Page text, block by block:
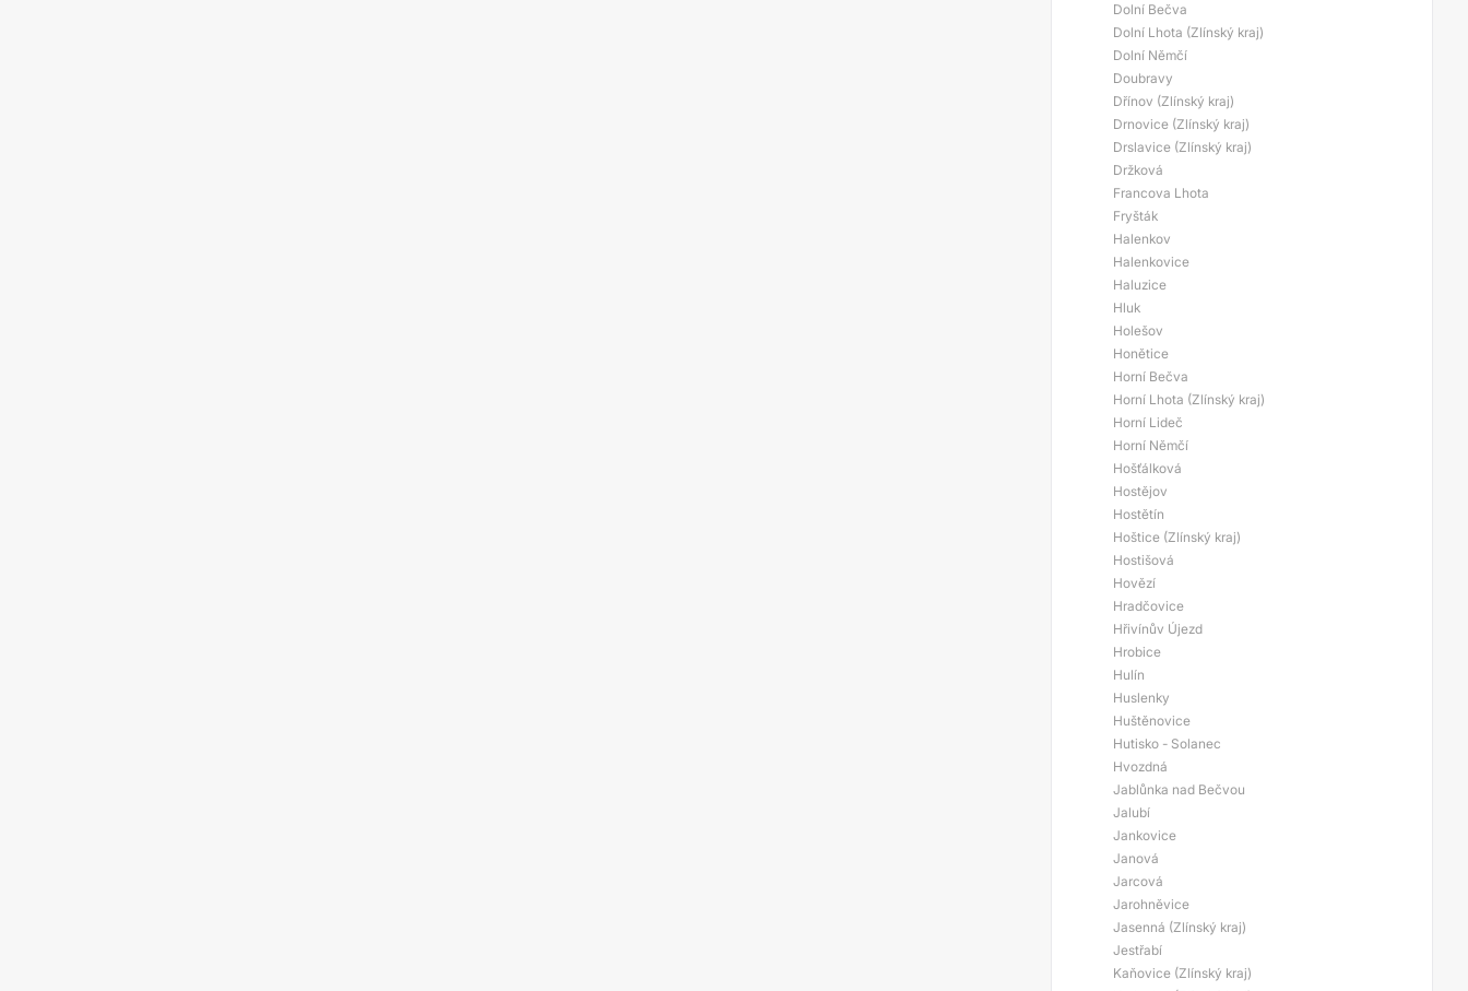
Dolní Bečva
Dolní Lhota (Zlínský kraj)
Dolní Němčí
Doubravy
Dřínov (Zlínský kraj)
Drnovice (Zlínský kraj)
Drslavice (Zlínský kraj)
Držková
Francova Lhota
Fryšták
Halenkov
Halenkovice
Haluzice
Hluk
Holešov
Honětice
Horní Bečva
Horní Lhota (Zlínský kraj)
Horní Lideč
Horní Němčí
Hošťálková
Hostějov
Hostětín
Hoštice (Zlínský kraj)
Hostišová
Hovězí
Hradčovice
Hřivínův Újezd
Hrobice
Hulín
Huslenky
Huštěnovice
Hutisko - Solanec
Hvozdná
Jablůnka nad Bečvou
Jalubí
Jankovice
Janová
Jarcová
Jarohněvice
Jasenná (Zlínský kraj)
Jestřabí
Kaňovice (Zlínský kraj)